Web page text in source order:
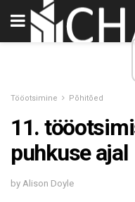
Tööotsimine Põhitõed
11.
puhkuse ajal
by Alison Doyle